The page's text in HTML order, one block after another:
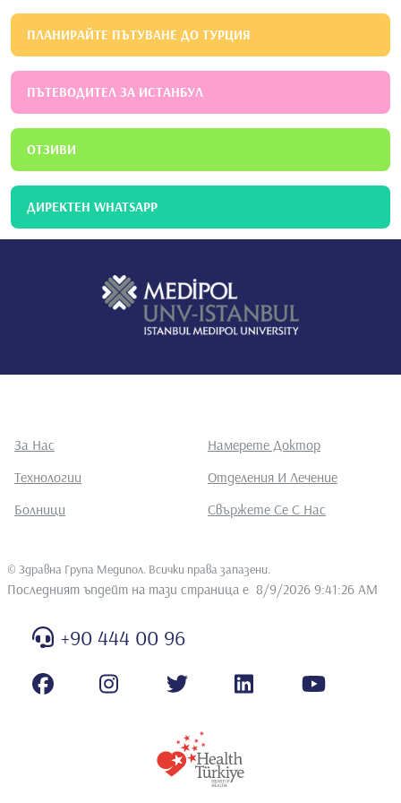
ПЛАНИРАЙТЕ ПЪТУВАНЕ ДО ТУРЦИЯ
ПЪТЕВОДИТЕЛ ЗА ИСТАНБУЛ
ОТЗИВИ
ДИРЕКТЕН WHATSAPP
За Нас
Намерете Доктор
Технологии
Отделения И Лечение
Болници
Свържете Се С Нас
© Здравна Група Медипол. Всички права запазени
Последният ъпдейт на тази страница е 8/9/2026 9:41:26 AM
+90 444 00 96